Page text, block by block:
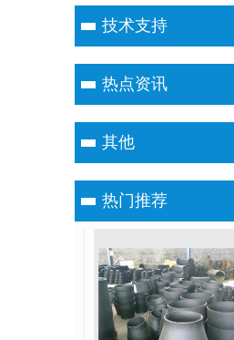
技术支持
热点资讯
其他
热门推荐